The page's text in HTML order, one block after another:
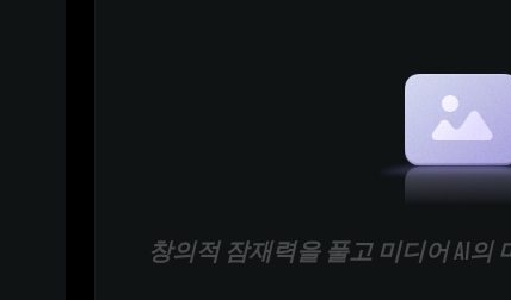
창의적 잠재력을 풀고 미디어 AI의